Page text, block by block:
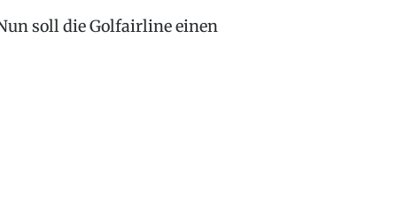
soll die Golfairline einen